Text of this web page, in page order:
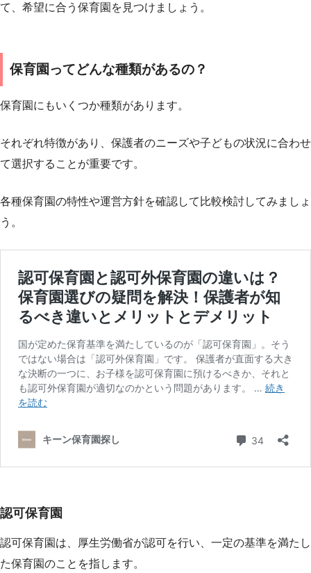
て、希望に合う保育園を見つけましょう。
保育園ってどんな種類があるの？
保育園にもいくつか種類があります。
それぞれ特徴があり、保護者のニーズや子どもの状況に合わせ
て選択することが重要です。
各種保育園の特性や運営方針を確認して比較検討してみましょ
う。
認可保育園
認可保育園は、厚生労働省が認可を行い、一定の基準を満たし
た保育園のことを指します。